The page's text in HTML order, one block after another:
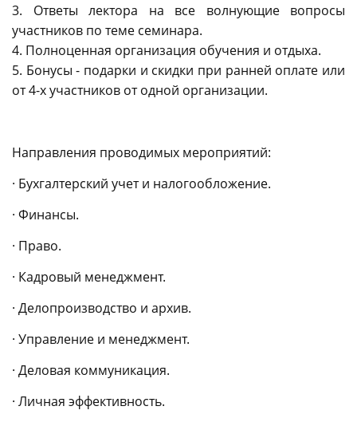
3. Ответы лектора на все волнующие вопросы
участников по теме семинара.
4. Полноценная организация обучения и отдыха.
5. Бонусы - подарки и скидки при ранней оплате или
от 4-х участников от одной организации.
Направления проводимых мероприятий:
· Бухгалтерский учет и налогообложение.
· Финансы.
· Право.
· Кадровый менеджмент.
· Делопроизводство и архив.
· Управление и менеджмент.
· Деловая коммуникация.
· Личная эффективность.